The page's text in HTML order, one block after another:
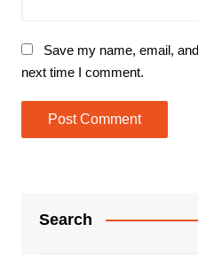
Save my name, email,
next time I comment.
Search